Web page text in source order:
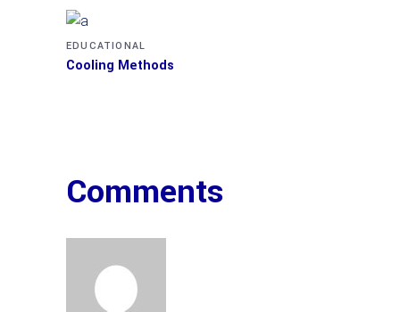
EDUCATIONAL
Cooling Methods
Comments